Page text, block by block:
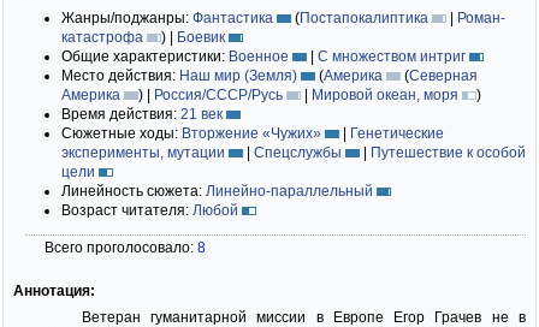
Жанры/поджанры: Фантастика (Постапокалиптика | Роман-
катастрофа
) | Боевик
Общие характеристики: Военное | С множеством интриг
Место действия: Наш мир (Земля) (Америка (Северная
Америка
) | Россия/СССР/Русь | Мировой океан, моря
)
Время действия: 21 век
Сюжетные ходы: Вторжение «Чужих» | Генетические
эксперименты, мутации
| Спецслужбы | Путешествие к особой
цели
Линейность сюжета: Линейно-параллельный
Возраст читателя: Любой
Всего проголосовало: 8
Аннотация:
Ветеран гуманитарной миссии в Европе Егор Грачев не в